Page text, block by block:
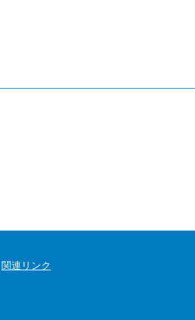
関連リンク